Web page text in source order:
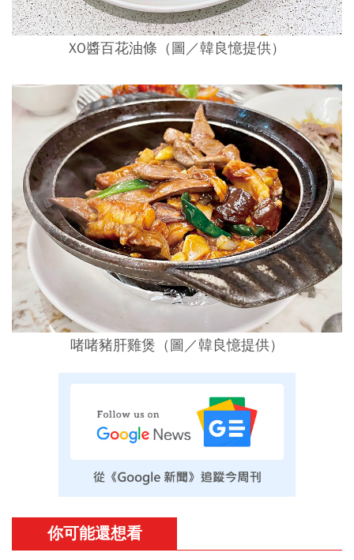
XO醬百花油條（圖／韓良憶提供）
啫啫豬肝雞煲 （圖／韓良憶提供）